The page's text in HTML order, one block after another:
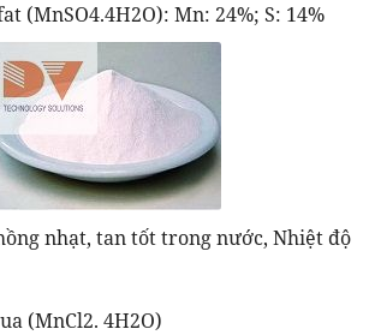
(MnSO4.4H2O): Mn: 24%; S: 14%
nhạt, tan tốt trong nước, Nhiệt độ
(MnCl2. 4H2O)